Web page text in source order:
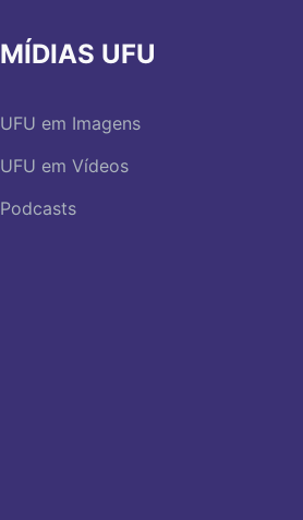
MÍDIAS UFU
UFU em Imagens
UFU em Vídeos
Podcasts